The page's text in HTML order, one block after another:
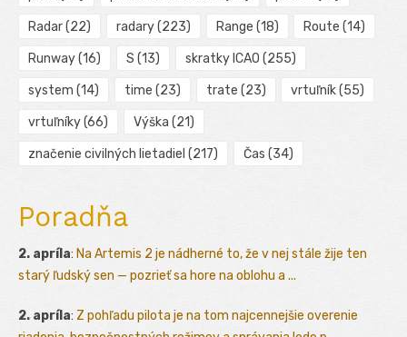
Radar(22) radary(223) Range (18) Route (14)
Runway(16) S (13) skratky ICAO (255)
system (14) time (23) trate (23) vrtuľník(55)
vrtuľníky(66) Výška (21)
značenie civilných lietadiel (217) Čas (34)
Poradňa
2. apríla: Na Artemis 2 je nádherné to, že v nej stále žije ten
starý ľudský sen — pozrieť sa hore na oblohu a ...
2. apríla: Z pohľadu pilota je na tom najcennejšie overenie